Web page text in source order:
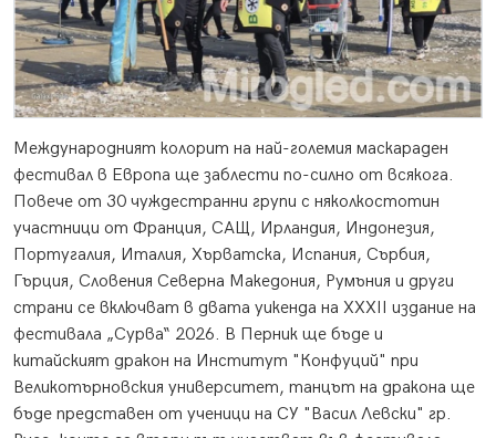
Международният колорит на най-големия маскараден
фестивал в Европа ще заблести по-силно от всякога.
Повече от 30 чуждестранни групи с няколкостотин
участници от Франция, САЩ, Ирландия, Индонезия,
Португалия, Италия, Хърватска, Испания, Сърбия,
Гърция, Словения Северна Македония, Румъния и други
страни се включват в двата уикенда на XXXII издание на
фестивала „Сурва“ 2026. В Перник ще бъде и
китайският дракон на Институт "Конфуций" при
Великотърновския университет, танцът на дракона ще
бъде представен от ученици на СУ "Васил Левски" гр.